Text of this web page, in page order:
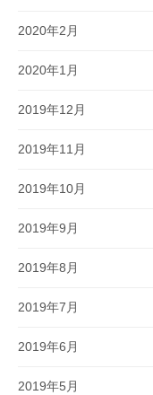
2020年2月
2020年1月
2019年12月
2019年11月
2019年10月
2019年9月
2019年8月
2019年7月
2019年6月
2019年5月